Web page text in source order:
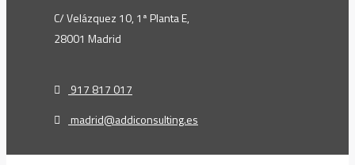
C/ Velázquez 10, 1ª Planta E,
28001 Madrid
917 817 017
madrid@addiconsulting.es